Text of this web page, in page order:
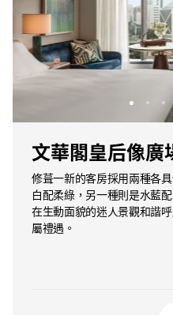
文華閣皇后像廣
修葺一新的客房採用兩種各
白配柔綠，另一種則是水藍
在生動面貌的迷人景觀和諧
屬禮遇。